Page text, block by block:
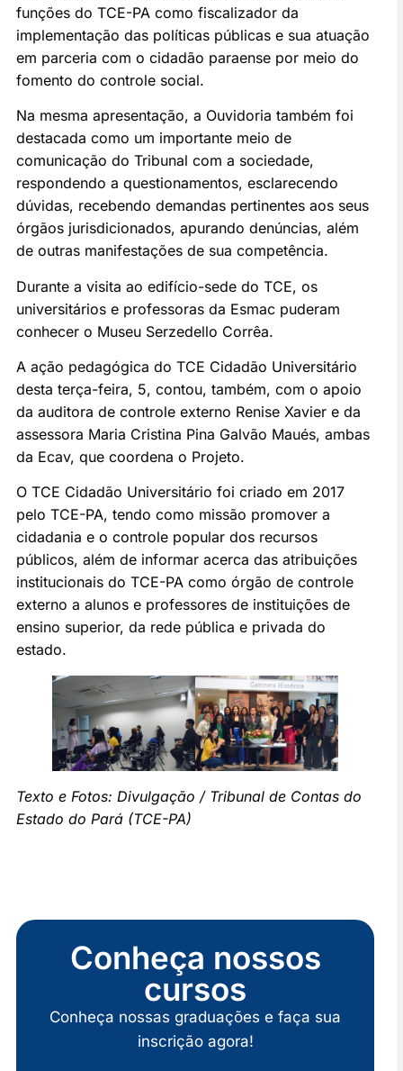
funções do TCE-PA como fiscalizador da
implementação das políticas públicas e sua atuação
em parceria com o cidadão paraense por meio do
fomento do controle social.
Na mesma apresentação, a Ouvidoria também foi
destacada como um importante meio de
comunicação do Tribunal com a sociedade,
respondendo a questionamentos, esclarecendo
dúvidas, recebendo demandas pertinentes aos seus
órgãos jurisdicionados, apurando denúncias, além
de outras manifestações de sua competência.
Durante a visita ao edifício-sede do TCE, os
universitários e professoras da Esmac puderam
conhecer o Museu Serzedello Corrêa.
A ação pedagógica do TCE Cidadão Universitário
desta terça-feira, 5, contou, também, com o apoio
da auditora de controle externo Renise Xavier e da
assessora Maria Cristina Pina Galvão Maués, ambas
da Ecav, que coordena o Projeto.
O TCE Cidadão Universitário foi criado em 2017
pelo TCE-PA, tendo como missão promover a
cidadania e o controle popular dos recursos
públicos, além de informar acerca das atribuições
institucionais do TCE-PA como órgão de controle
externo a alunos e professores de instituições de
ensino superior, da rede pública e privada do
estado.
Texto e Fotos: Divulgação / Tribunal de Contas do
Estado do Pará (TCE-PA)
Conheça nossos
cursos
Conheça nossas graduações e faça sua
inscrição agora!